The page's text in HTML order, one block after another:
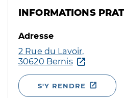
INFORMATIONS
Adresse
2 Rue du Lavoir,
30620 Bernis
S'Y RENDRE